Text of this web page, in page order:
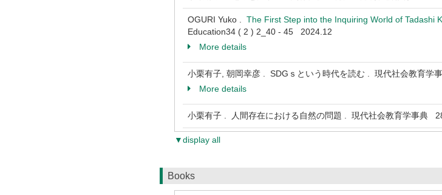
OGURI Yuko . The First Step into the Inquiring World of Tadashi
Education34 ( 2 ) 2_40 - 45 2024.12
More details
小栗有子, 朝岡幸彦 . SDGｓという時代を読む . 現代社会教育
More details
小栗有子 . 人間存在における自然の問題 . 現代社会教育学事典
▼display all
Books